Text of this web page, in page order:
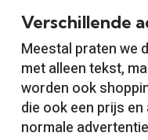
Verschillende
Meestal praten we
met alleen tekst,
worden ook
die ook een prijs
normale